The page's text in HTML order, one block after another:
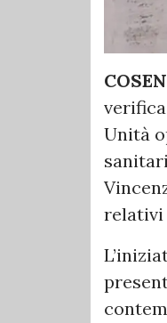
Unità
relativi